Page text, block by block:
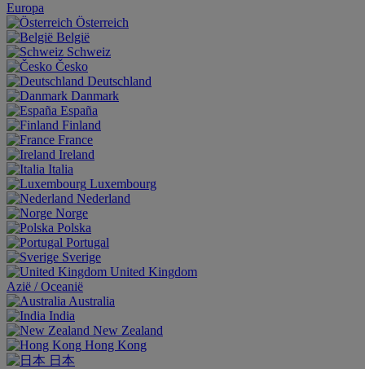
Europa
Österreich
België
Schweiz
Česko
Deutschland
Danmark
España
Finland
France
Ireland
Italia
Luxembourg
Nederland
Norge
Polska
Portugal
Sverige
United Kingdom
Aziё / Oceaniё
Australia
India
New Zealand
Hong Kong
日本